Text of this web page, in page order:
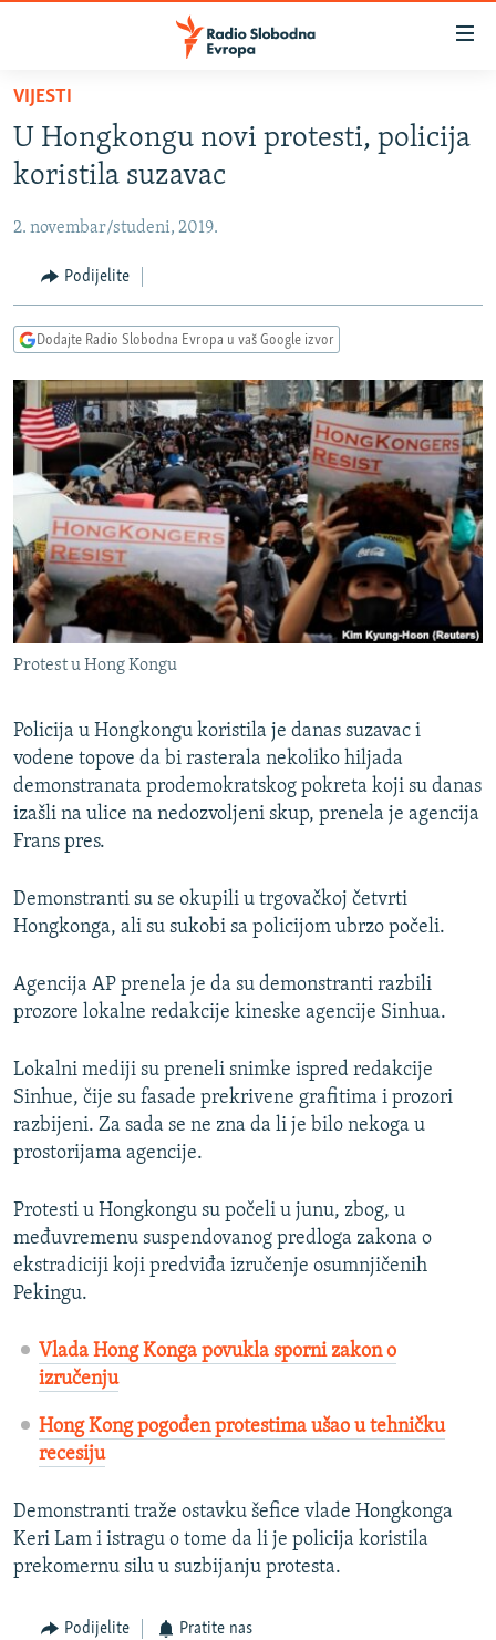
Pređite
glavni
sadržaj
na
navigaciju
Pređite
na
BOSNA I HERCEGOVINA
KOSOVO
CRNA GORA
VIDEO
FOTOGALERIJE
INFOGRAFIKE
PODCASTI
RAT U UKRAJINI
KINA NA BALKANU
RSE PRIČE IZ SVIJETA
ISPRIČAJ MI
DNEVNO@RSE
SPECIJALI RSE
VIŠE OD NASLOVA
GENOCID U SREBRENICI
POPLAVE I KLIZIŠTA U BIH 2024.
TV LIBERTY
POST SCRIPTUM
MOJA EVROPA
SVE KARTE DEJTONA
PRATITE NAS
Sve RFE/RL stranice
VIJESTI
U Hongkongu novi protesti, policija
koristila suzavac
2. novembar/studeni, 2019.
Podijelite
Dodajte Radio Slobodna Evropa u vaš Google izvor
Protest u Hong Kongu
Policija u Hongkongu koristila je danas suzavac i
vodene topove da bi rasterala nekoliko hiljada
demonstranata prodemokratskog pokreta koji su danas
izašli na ulice na nedozvoljeni skup, prenela je agencija
Frans pres.
Demonstranti su se okupili u trgovačkoj četvrti
Hongkonga, ali su sukobi sa policijom ubrzo počeli.
Agencija AP prenela je da su demonstranti razbili
prozore lokalne redakcije kineske agencije Sinhua.
Lokalni mediji su preneli snimke ispred redakcije
Sinhue, čije su fasade prekrivene grafitima i prozori
razbijeni. Za sada se ne zna da li je bilo nekoga u
prostorijama agencije.
Protesti u Hongkongu su počeli u junu, zbog, u
međuvremenu suspendovanog predloga zakona o
ekstradiciji koji predviđa izručenje osumnjičenih
Pekingu.
Vlada Hong Konga povukla sporni zakon o
izručenju
Hong Kong pogođen protestima ušao u tehničku
recesiju
Demonstranti traže ostavku šefice vlade Hongkonga
Keri Lam i istragu o tome da li je policija koristila
prekomernu silu u suzbijanju protesta.
Podijelite Pratite nas